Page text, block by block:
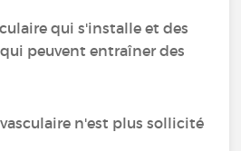
qui s'installe et des
peuvent entraîner des
n'est plus sollicité